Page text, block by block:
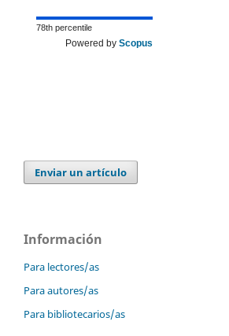
78th percentile
Powered by Scopus
Enviar un artículo
Información
Para lectores/as
Para autores/as
Para bibliotecarios/as